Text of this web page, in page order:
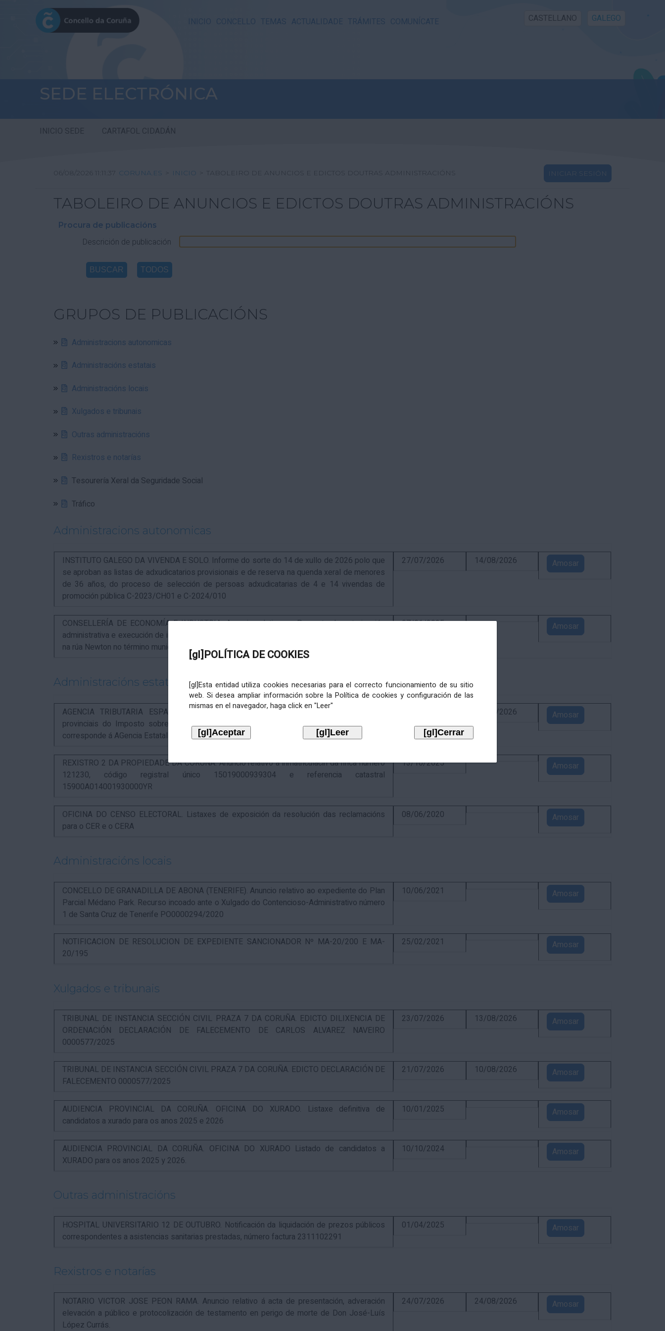
INICIO CONCELLO TEMAS ACTUALIDADE TRÁMITES COMUNÍCATE CASTELLANO GALEGO
SEDE ELECTRÓNICA
INICIO SEDE CARTAFOL CIDADÁN
[gl]POLÍTICA DE COOKIES
[gl]Esta entidad utiliza cookies necesarias para el correcto funcionamiento de su sitio
web. Si desea ampliar información sobre la Política de cookies y configuración de las
mismas en el navegador, haga click en "Leer"
06/08/2026 11:11:37 CORUNA.ES > INICIO > TABOLEIRO DE ANUNCIOS E EDICTOS DOUTRAS ADMINISTRACIÓNS INICIAR SESIÓN
TABOLEIRO DE ANUNCIOS E EDICTOS DOUTRAS ADMINISTRACIÓNS
Procura de publicacións
Descrición de publicación
GRUPOS DE PUBLICACIÓNS
Administracions autonomicas
Administracións estatais
Administracións locais
Xulgados e tribunais
Outras administracións
Rexistros e notarías
Tesourería Xeral da Seguridade Social
Tráfico
Administracions autonomicas
INSTITUTO GALEGO DA VIVENDA E SOLO. Informe do sorte do 14 de xullo de 2026 polo que
se aproban as listas de adxudicatarios provisionais e de reserva na quenda xeral de menores
de 36 años, do proceso de selección de persoas adxudicatarias de 4 e 14 vivendas de
promoción pública C-2023/CH01 e C-2024/010
27/07/2026 14/08/2026 Amosar
CONSELLERÍA DE ECONOMÍA E INDUSTRIA. Anuncio relativo ao Proxecto de autorización
administrativa e execución de instalacións para a instalación de nova ERM 16/4 Q.9000-D sita
na rúa Newton no término municipal da Coruña, exp. IN627A 2024/4-1
07/01/2025 Amosar
Administracións estatais
AGENCIA TRIBUTARIA ESPAÑOLA. Aviso relativo á recadación das cotas estatais e
provinciais do Imposto sobre Actividades Económicas de 2026, cuxa xestión recadatoria
corresponde á AGencia Estatal de Administración Tributaria.
02/09/2026 Amosar
REXISTRO 2 DA PROPIEDADE DA CORUÑA. Anuncio relativo á inmatriculacin da finca número
121230, código registral único 15019000939304 e referencia catastral
15900A014001930000YR
13/10/2025 Amosar
OFICINA DO CENSO ELECTORAL. Listaxes de exposición da resolución das reclamacións
para o CER e o CERA
08/06/2020 Amosar
Administracións locais
CONCELLO DE GRANADILLA DE ABONA (TENERIFE). Anuncio relativo ao expediente do Plan
Parcial Médano Park. Recurso incoado ante o Xulgado do Contencioso-Administrativo número
1 de Santa Cruz de Tenerife PO0000294/2020
10/06/2021 Amosar
NOTIFICACION DE RESOLUCION DE EXPEDIENTE SANCIONADOR Nº MA-20/200 E MA-
20/195
25/02/2021 Amosar
Xulgados e tribunais
TRIBUNAL DE INSTANCIA SECCIÓN CIVIL PRAZA 7 DA CORUÑA. EDICTO DILIXENCIA DE
ORDENACIÓN DECLARACIÓN DE FALECEMENTO DE CARLOS ALVAREZ NAVEIRO
0000577/2025
23/07/2026 13/08/2026 Amosar
TRIBUNAL DE INSTANCIA SECCIÓN CIVIL PRAZA 7 DA CORUÑA. EDICTO DECLARACIÓN DE
FALECEMENTO 0000577/2025
21/07/2026 10/08/2026 Amosar
AUDIENCIA PROVINCIAL DA CORUÑA. OFICINA DO XURADO. Listaxe definitiva de
candidatos a xurado para os anos 2025 e 2026
10/01/2025 Amosar
AUDIENCIA PROVINCIAL DA CORUÑA. OFICINA DO XURADO Listado de candidatos a
XURADO para os anos 2025 y 2026.
10/10/2024 Amosar
Outras administracións
HOSPITAL UNIVERSITARIO 12 DE OUTUBRO. Notificación da liquidación de prezos públicos
correspondentes a asistencias sanitarias prestadas, número factura 2311102291
01/04/2025 Amosar
Rexistros e notarías
NOTARIO VICTOR JOSE PEON RAMA. Anuncio relativo á acta de presentación, adveración
elevación a público e protocolización de testamento en perigo de morte de Don José-Luís
López Currás.
24/07/2026 24/08/2026 Amosar